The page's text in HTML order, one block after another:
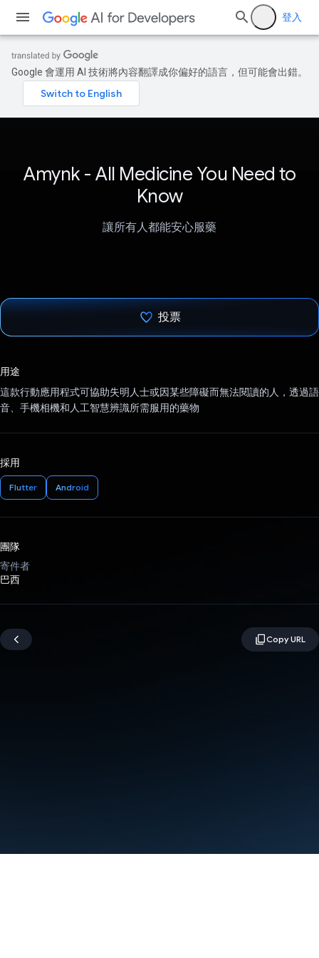
登入
Google 會運用 AI 技術將內容翻譯成你偏好的語言，但可能會出錯。
Amynk - All Medicine You Need to
Know
讓所有人都能安心服藥
投票
用途
這款行動應用程式可協助失明人士或因某些障礙而無法閱讀的人，透過語
音、手機相機和人工智慧辨識所需服用的藥物
採用
Flutter Android
團隊
寄件者
巴西